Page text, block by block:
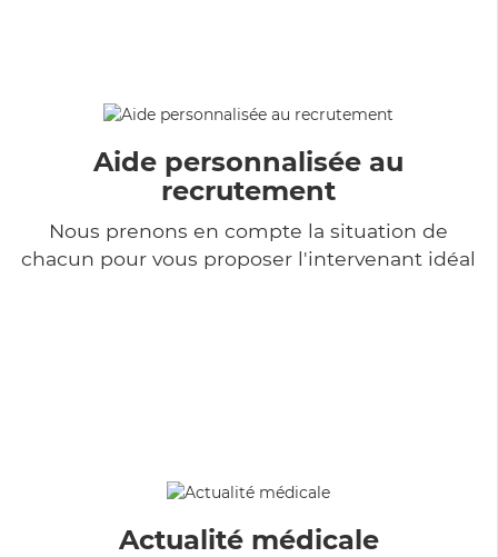
Aide personnalisée au
recrutement
Nous prenons en compte la situation de
chacun pour vous proposer l'intervenant idéal
Actualité médicale